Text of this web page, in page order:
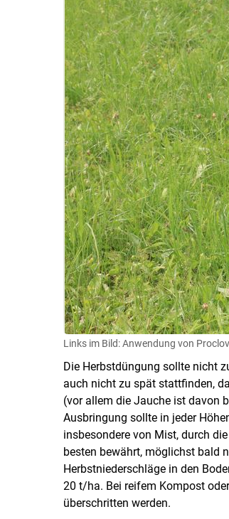
Links im Bild: Anwendung von
Die Herbstdüngung sollte nicht
auch nicht zu spät stattfinden,
(vor allem die Jauche ist davon
Ausbringung sollte in jeder
insbesondere von Mist, durch
besten bewährt, möglichst bald
Herbstniederschläge in den
20 t/​ha. Bei reifem Kompost
überschritten werden.